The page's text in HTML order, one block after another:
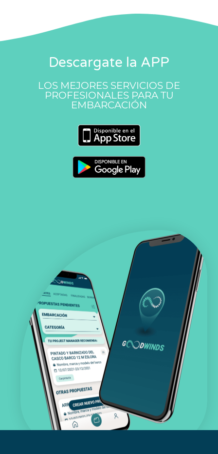
Descargate la APP
LOS MEJORES SERVICIOS DE
PROFESIONALES PARA TU
EMBARCACIÓN